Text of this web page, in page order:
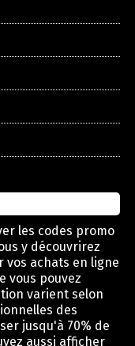
les codes promo
y découvrirez
achats en ligne
vous pouvez
varient selon
des
jusqu'à 70% de
aussi afficher